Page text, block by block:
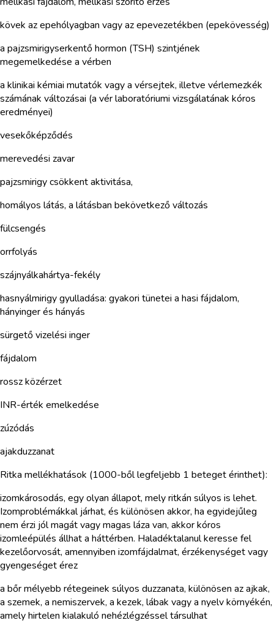
kövek az epehólyagban vagy az epevezetékben (epekövesség)
a pajzsmirigyserkentő hormon (TSH) szintjének
megemelkedése a vérben
a klinikai kémiai mutatók vagy a vérsejtek, illetve vérlemezkék
számának változásai (a vér laboratóriumi vizsgálatának kóros
eredményei)
vesekőképződés
merevedési zavar
pajzsmirigy csökkent aktivitása,
homályos látás, a látásban bekövetkező változás
fülcsengés
orrfolyás
szájnyálkahártya-fekély
hasnyálmirigy gyulladása: gyakori tünetei a hasi fájdalom,
hányinger és hányás
sürgető vizelési inger
fájdalom
rossz közérzet
INR-érték emelkedése
zúzódás
ajakduzzanat
Ritka mellékhatások (1000-ből legfeljebb 1 beteget érinthet):
izomkárosodás, egy olyan állapot, mely ritkán súlyos is lehet.
Izomproblémákkal járhat, és különösen akkor, ha egyidejűleg
nem érzi jól magát vagy magas láza van, akkor kóros
izomleépülés állhat a háttérben. Haladéktalanul keresse fel
kezelőorvosát, amennyiben izomfájdalmat, érzékenységet vagy
gyengeséget érez
a bőr mélyebb rétegeinek súlyos duzzanata, különösen az ajkak,
a szemek, a nemiszervek, a kezek, lábak vagy a nyelv környékén,
amely hirtelen kialakuló nehézlégzéssel társulhat